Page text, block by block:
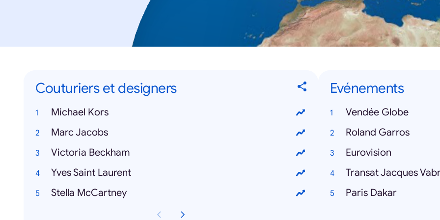
Couturiers et designers
Michael Kors
Marc Jacobs
Victoria Beckham
Yves Saint Laurent
Stella McCartney
Evénements
Vendée Globe
Roland Garros
Eurovision
Transat Jacques
Paris Dakar